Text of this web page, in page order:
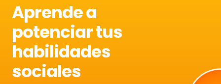
Aprende a
potenciar tus
habilidades
sociales